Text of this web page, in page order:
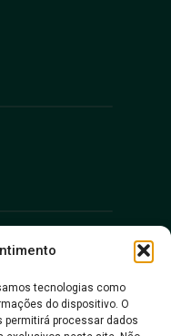
tecnologias como
do dispositivo. O
processar dados